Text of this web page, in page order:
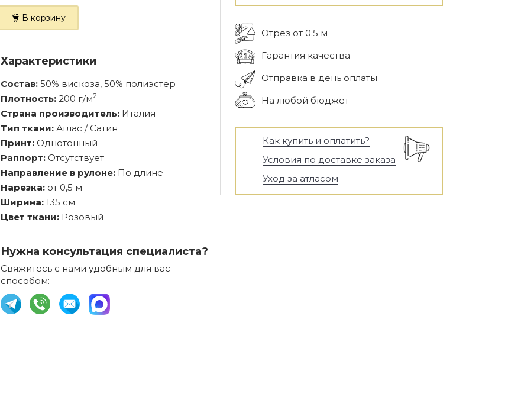
В корзину
Характеристики
Состав: 50% вискоза, 50% полиэстер
Плотность: 200 г/м2
Страна производитель: Италия
Тип ткани: Атлас / Сатин
Принт: Однотонный
Раппорт: Отсутствует
Направление в рулоне: По длине
Нарезка: от 0,5 м
Ширина: 135 см
Цвет ткани: Розовый
Нужна консультация специалиста?
Свяжитесь с нами удобным для вас
способом:
Отрез от 0.5 м
Гарантия качества
Отправка в день оплаты
На любой бюджет
Как купить и оплатить?
Условия по доставке заказа
Уход за атласом